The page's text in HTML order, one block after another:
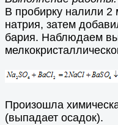
В пробирку налили 2
натрия, затем
бария. Наблюдаем
Произошла
(выпадает осадок).